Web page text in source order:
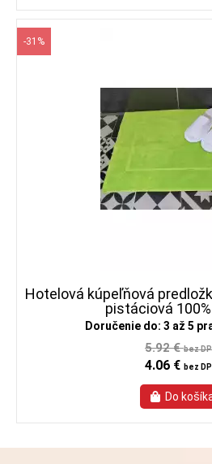
-31%
Hotelová kúpeľňová
pistáciová
Doručenie do: 3 až 5
5.92 €bez
4.06 € bez